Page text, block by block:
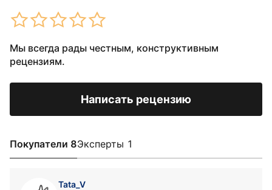
Мы всегда рады честным, конструктивным
рецензиям.
Написать рецензию
Покупатели 8Эксперты 1
Tata_V